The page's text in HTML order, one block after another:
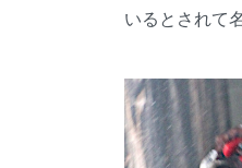
いるとされて